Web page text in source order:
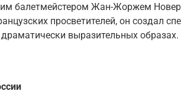
балетмейстером Жан-Жоржем
просветителей, он создал
выразительных образах.